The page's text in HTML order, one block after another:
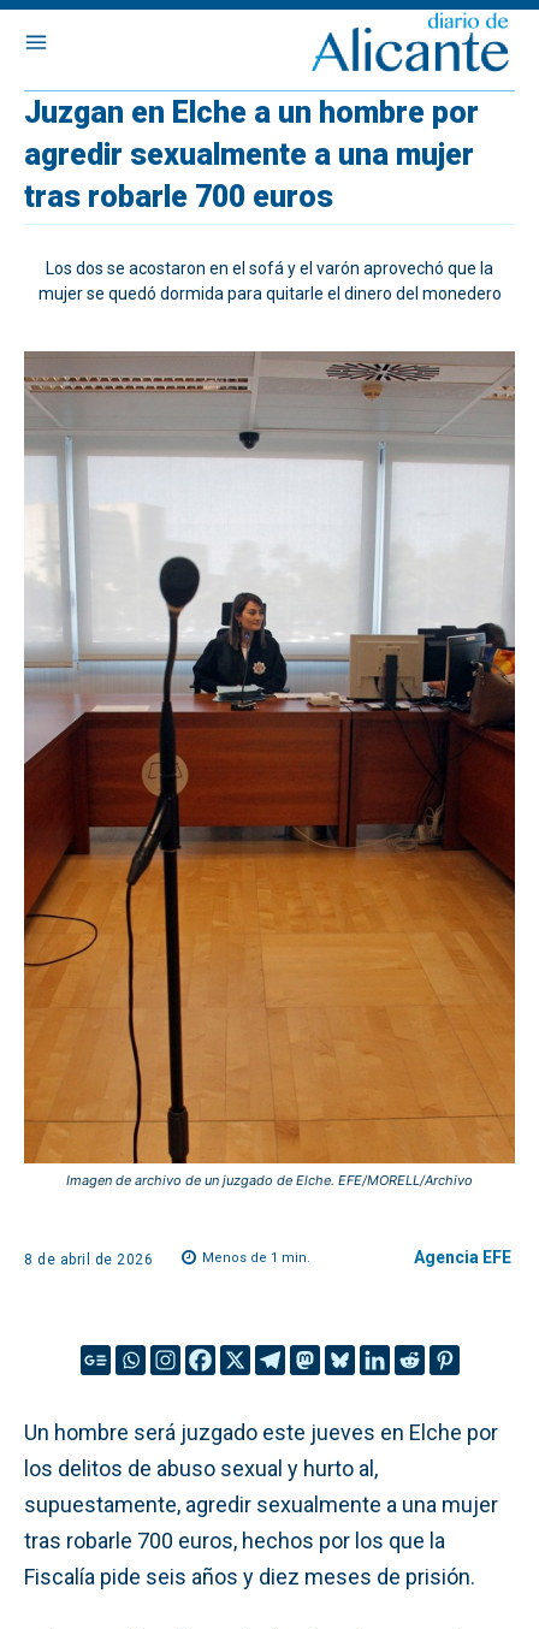
Juzgan en Elche a un hombre por
agredir sexualmente a una mujer
tras robarle 700 euros
Los dos se acostaron en el sofá y el varón aprovechó que la
mujer se quedó dormida para quitarle el dinero del monedero
Imagen de archivo de un juzgado de Elche. EFE/MORELL/Archivo
8 de abril de 2026 Menos de 1 min. Agencia EFE
Un hombre será juzgado este jueves en Elche por
los delitos de abuso sexual y hurto al,
supuestamente, agredir sexualmente a una mujer
tras robarle 700 euros, hechos por los que la
Fiscalía pide seis años y diez meses de prisión.